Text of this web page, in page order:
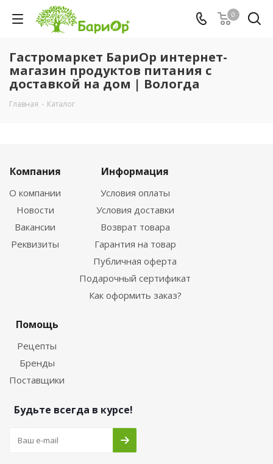
0
Гастромаркет БариОр интернет-
магазин продуктов питания с
доставкой на дом | Вологда
Главная - Каталог
Компания
О компании
Новости
Вакансии
Реквизиты
Информация
Условия оплаты
Условия доставки
Возврат товара
Гарантия на товар
Публичная оферта
Подарочный сертификат
Как оформить заказ?
Помощь
Рецепты
Бренды
Поставщики
Будьте всегда в курсе!